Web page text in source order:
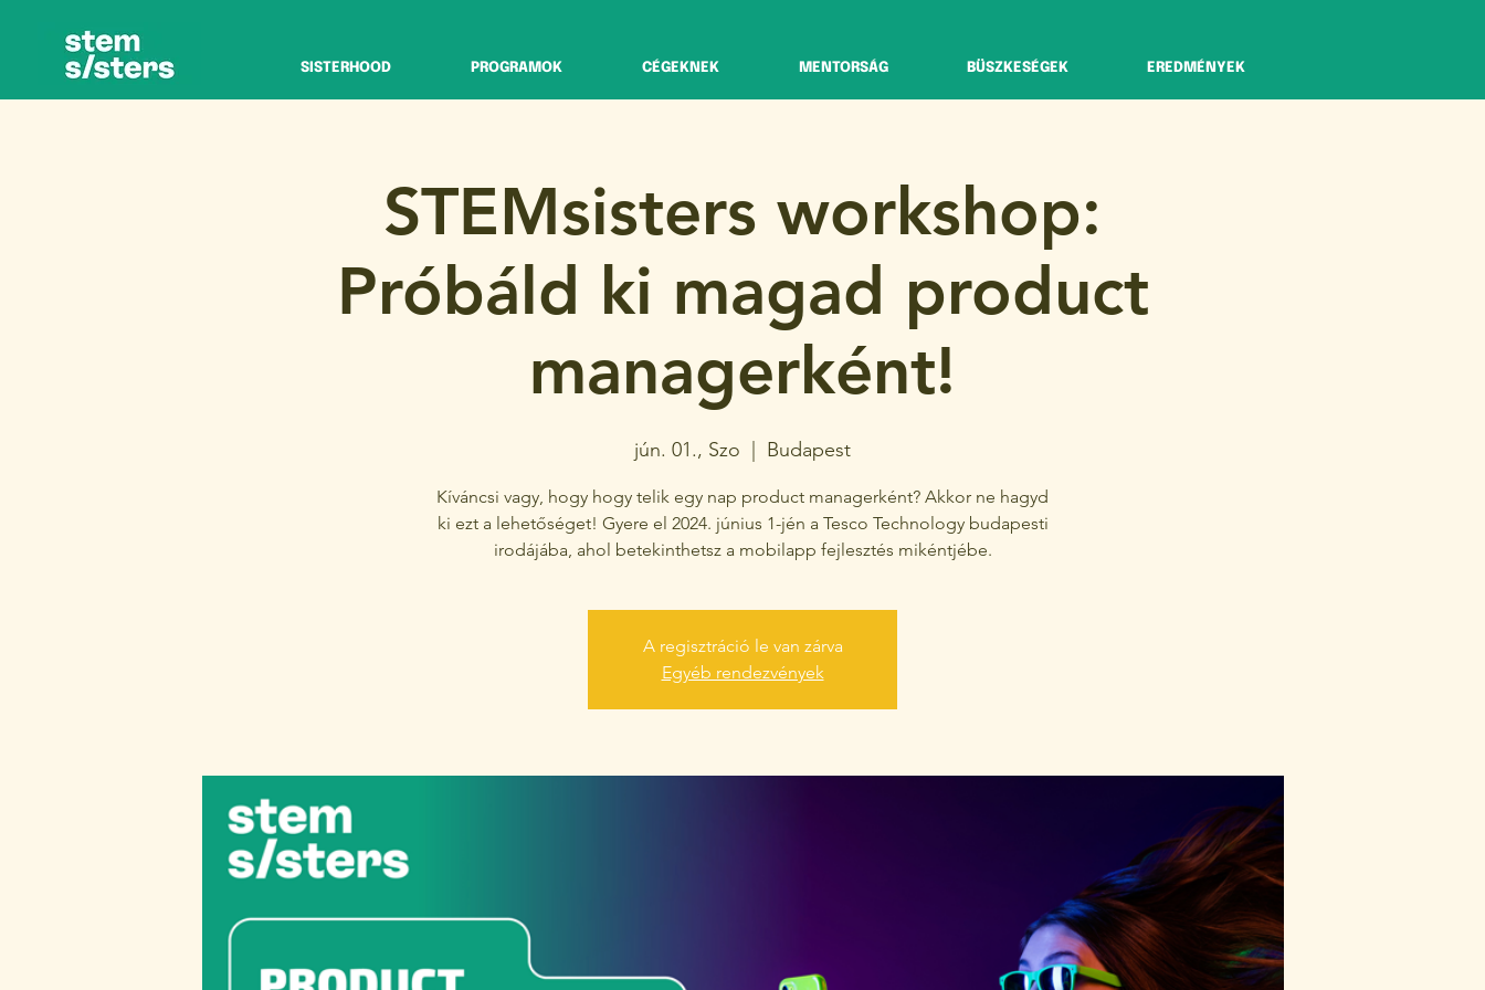
SISTERHOOD PROGRAMOK CÉGEKNEK MENTORSÁG BÜSZKESÉGEK EREDMÉNYEK
STEMsisters workshop:
Próbáld ki magad product
managerként!
jún. 01., Szo Budapest
Kíváncsi vagy, hogy hogy telik egy nap product managerként? Akkor ne hagyd
ki ezt a lehetőséget! Gyere el 2024. június 1-jén a Tesco Technology budapesti
irodájába, ahol betekinthetsz a mobilapp fejlesztés mikéntjébe.
A regisztráció le van zárva
Egyéb rendezvények